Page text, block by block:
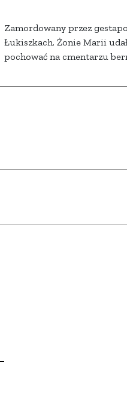
Zamordowany przez
Łukiszkach. Żonie Marii
pochować na cmentarzu